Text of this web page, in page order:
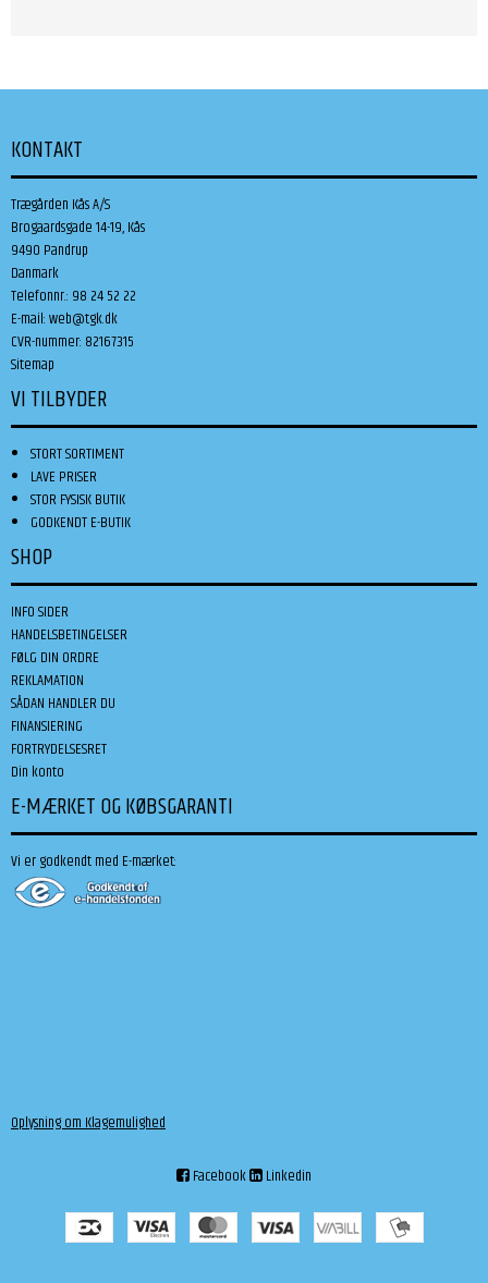
KONTAKT
Trægården Kås A/S
Brogaardsgade 14-19, Kås
9490 Pandrup
Danmark
Telefonnr.: 98 24 52 22
E-mail:web@tgk.dk
CVR-nummer: 82167315
Sitemap
VI TILBYDER
STORT SORTIMENT
LAVE PRISER
STOR FYSISK BUTIK
GODKENDT E-BUTIK
SHOP
INFO SIDER
HANDELSBETINGELSER
FØLG DIN ORDRE
REKLAMATION
SÅDAN HANDLER DU
FINANSIERING
FORTRYDELSESRET
Din konto
E-MÆRKET OG KØBSGARANTI
Vi er godkendt med E-mærket:
Oplysning om Klagemulighed
Facebook Linkedin